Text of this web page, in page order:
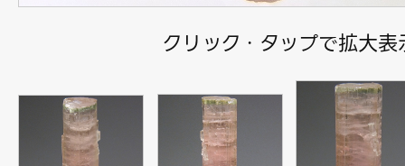
クリック・タップで拡大表